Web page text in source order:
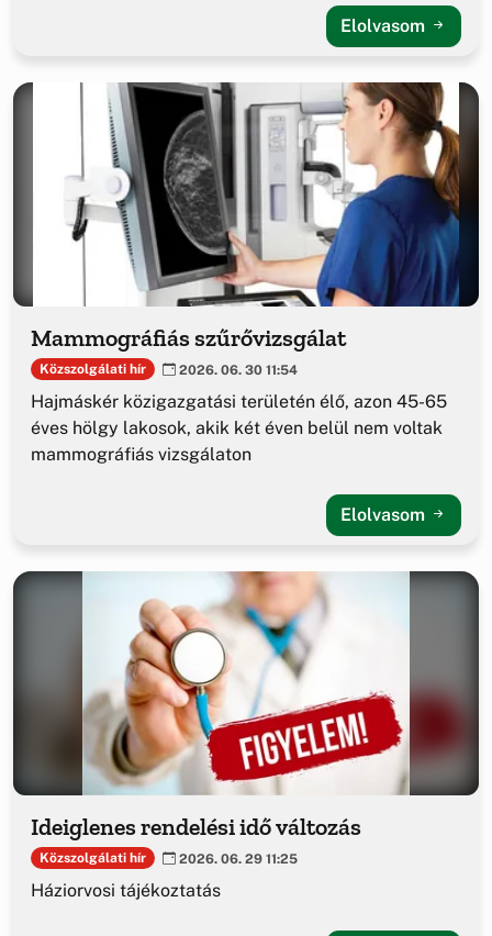
Elolvasom
Mammográfiás szűrővizsgálat
Közszolgálati hír 2026. 06. 30 11:54
Hajmáskér közigazgatási területén élő, azon 45-65
éves hölgy lakosok, akik két éven belül nem voltak
mammográfiás vizsgálaton
Elolvasom
Ideiglenes rendelési idő változás
Közszolgálati hír 2026. 06. 29 11:25
Háziorvosi tájékoztatás